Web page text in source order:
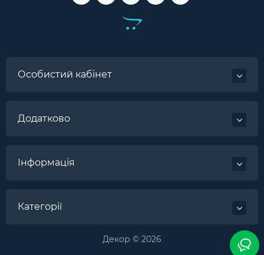
Особистий кабінет
Додатково
Інформація
Категорії
Декор © 2026